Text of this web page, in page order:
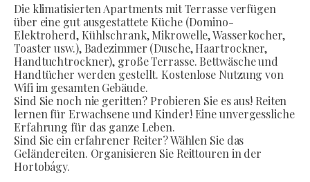
Die klimatisierten Apartments mit Terrasse verfügen
über eine gut ausgestattete Küche (Domino-
Elektroherd, Kühlschrank, Mikrowelle, Wasserkocher,
Toaster usw.), Badezimmer (Dusche, Haartrockner,
Handtuchtrockner), große Terrasse. Bettwäsche und
Handtücher werden gestellt. Kostenlose Nutzung von
Wifi im gesamten Gebäude.
Sind Sie noch nie geritten? Probieren Sie es aus! Reiten
lernen für Erwachsene und Kinder! Eine unvergessliche
Erfahrung für das ganze Leben.
Sind Sie ein erfahrener Reiter? Wählen Sie das
Geländereiten. Organisieren Sie Reittouren in der
Hortobágy.